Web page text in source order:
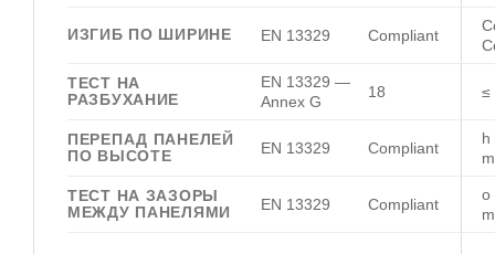
ИЗГИБ ПО ШИРИНЕ EN 13329 Compliant
ТЕСТ НА
РАЗБУХАНИЕ
EN 13329 —
Annex G
18 ≤
ПЕРЕПАД ПАНЕЛЕЙ
ПО ВЫСОТЕ
EN 13329 Compliant
h
ТЕСТ НА ЗАЗОРЫ
МЕЖДУ ПАНЕЛЯМИ
EN 13329 Compliant
o